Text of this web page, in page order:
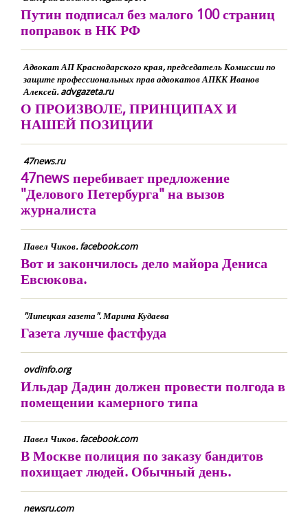
Путин подписал без малого 100 страниц
поправок в НК РФ
Адвокат АП Краснодарского края, председатель Комиссии по
защите профессиональных прав адвокатов АПКК Иванов
Алексей. advgazeta.ru
О ПРОИЗВОЛЕ, ПРИНЦИПАХ И
НАШЕЙ ПОЗИЦИИ
47news.ru
47news перебивает предложение
"Делового Петербурга" на вызов
журналиста
Павел Чиков. facebook.com
Вот и закончилось дело майора Дениса
Евсюкова.
"Липецкая газета". Марина Кудаева
Газета лучше фастфуда
ovdinfo.org
Ильдар Дадин должен провести полгода в
помещении камерного типа
Павел Чиков. facebook.com
В Москве полиция по заказу бандитов
похищает людей. Обычный день.
newsru.com